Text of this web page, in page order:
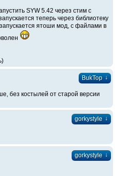
SYW 5.42 через стим с
теперь через библиотеку
ятоши мод, с файлами в
BukTop ↓
без костылей от старой версии
gorkystyle ↓
gorkystyle ↓